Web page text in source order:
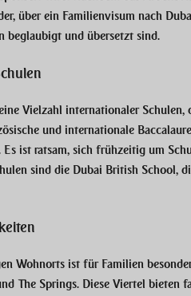
über ein Familienvisum nach
beglaubigt und übersetzt sind.
Vielzahl internationaler
und internationale
ist ratsam, sich frühzeitig um
sind die Dubai British School,
Wohnorts ist für Familien
The Springs. Diese Viertel